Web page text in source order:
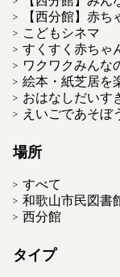
【西分館】赤
こどもシネマ
すくすく赤ちゃ
ワクワクみんな
絵本・紙芝居を
おはなしだいす
えいごであそぼ
場所
すべて
和歌山市民図書
西分館
タイプ